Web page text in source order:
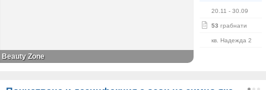
20.11 - 30.09
53 грабнати
кв. Надежда 2
Beauty Zone